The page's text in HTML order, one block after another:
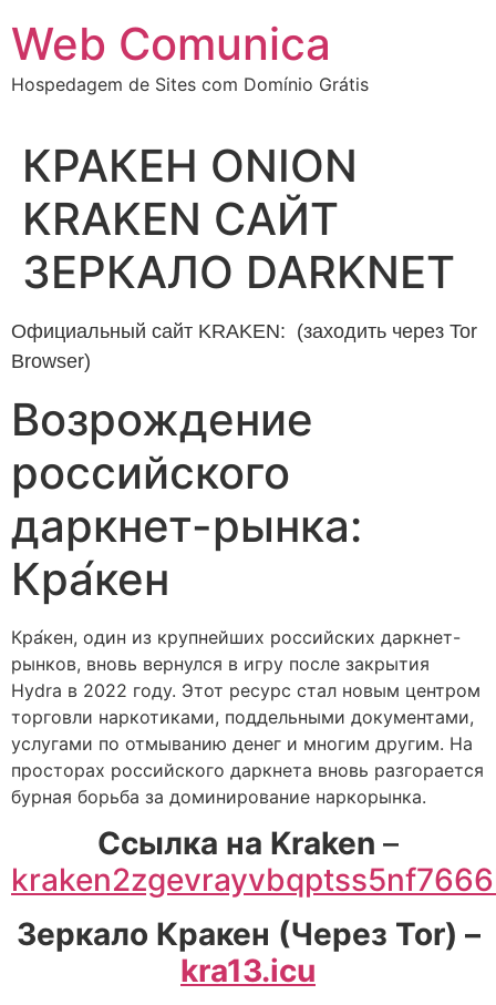
para
conteúdo
Web Comunica
Hospedagem de Sites com Domínio Grátis
КРАКЕН ONION
KRAKEN САЙТ
ЗЕРКАЛО DARKNET
Официальный сайт KRAKEN: (заходить через Tor
Browser)
Возрождение
российского
даркнет-рынка:
Кра́кен
Кра́кен, один из крупнейших российских даркнет-
рынков, вновь вернулся в игру после закрытия
Hydra в 2022 году. Этот ресурс стал новым центром
торговли наркотиками, поддельными документами,
услугами по отмыванию денег и многим другим. На
просторах российского даркнета вновь разгорается
бурная борьба за доминирование наркорынка.
Cсылка на Kraken –
Зеркало Кракен (Через Tor) –
kra13.icu